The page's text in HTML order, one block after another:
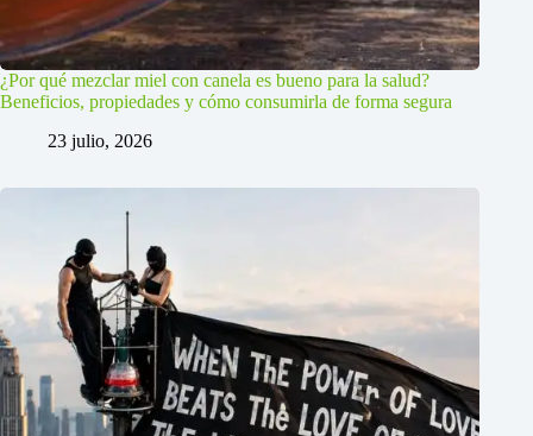
¿Por qué mezclar miel con canela es bueno para la salud?
Beneficios, propiedades y cómo consumirla de forma segura
23 julio, 2026